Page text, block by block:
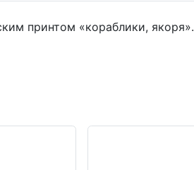
принтом «кораблики, якоря».